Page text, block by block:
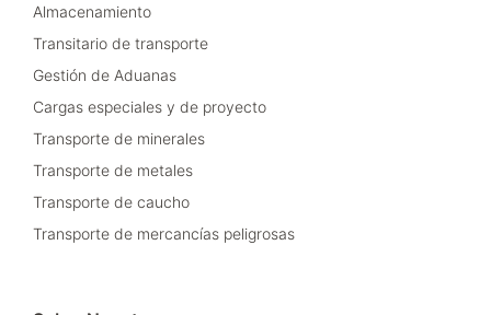
Almacenamiento
Transitario de transporte
Gestión de Aduanas
Cargas especiales y de proyecto
Transporte de minerales
Transporte de metales
Transporte de caucho
Transporte de mercancías peligrosas